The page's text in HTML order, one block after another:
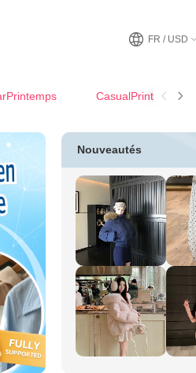
FR / USD
CasualPrintemps-Été
Nouveautés